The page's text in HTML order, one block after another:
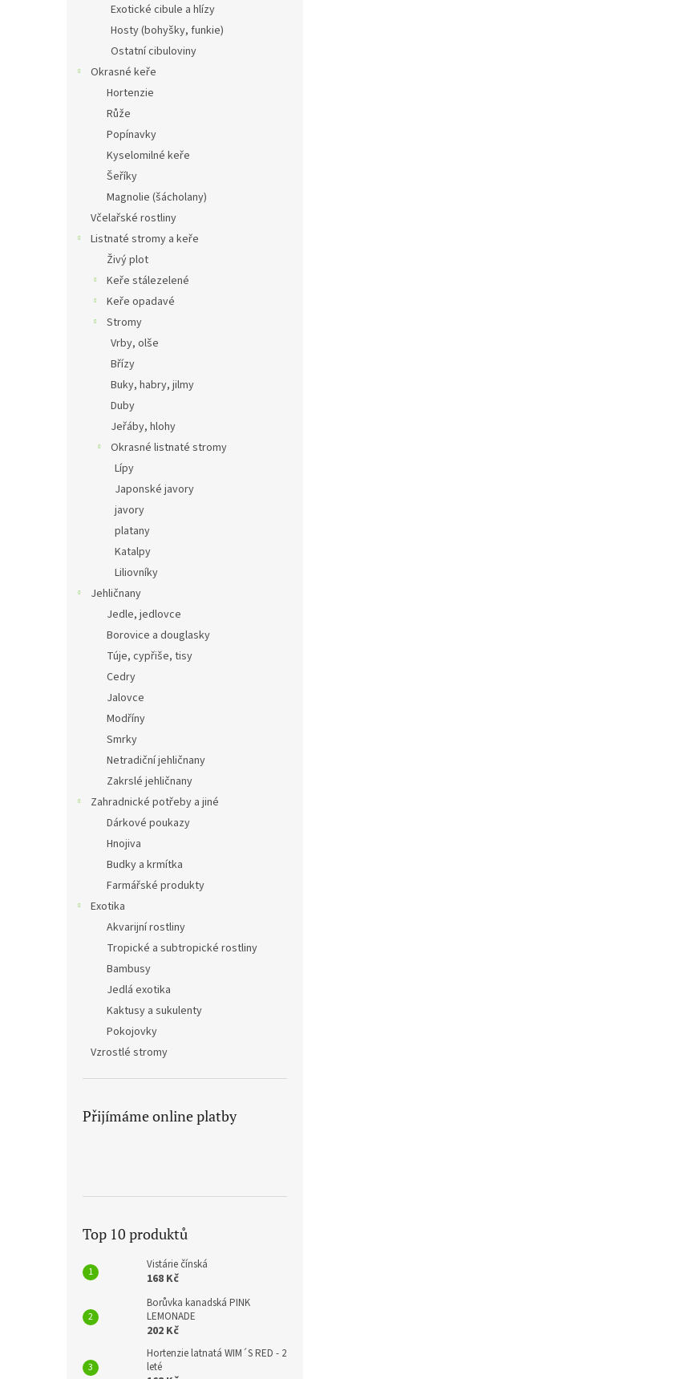
Exotické cibule a hlízy
Hosty (bohyšky, funkie)
Ostatní cibuloviny
Okrasné keře
Hortenzie
Růže
Popínavky
Kyselomilné keře
Šeříky
Magnolie (šácholany)
Včelařské rostliny
Listnaté stromy a keře
Živý plot
Keře stálezelené
Keře opadavé
Stromy
Vrby, olše
Břízy
Buky, habry, jilmy
Duby
Jeřáby, hlohy
Okrasné listnaté stromy
Lípy
Japonské javory
javory
platany
Katalpy
Liliovníky
Jehličnany
Jedle, jedlovce
Borovice a douglasky
Túje, cypřiše, tisy
Cedry
Jalovce
Modříny
Smrky
Netradiční jehličnany
Zakrslé jehličnany
Zahradnické potřeby a jiné
Dárkové poukazy
Hnojiva
Budky a krmítka
Farmářské produkty
Exotika
Akvarijní rostliny
Tropické a subtropické rostliny
Bambusy
Jedlá exotika
Kaktusy a sukulenty
Pokojovky
Vzrostlé stromy
Přijímáme online platby
Top 10 produktů
Vistárie čínská
168 Kč
Borůvka kanadská PINK
LEMONADE
202 Kč
Hortenzie latnatá WIM´S RED - 2
leté